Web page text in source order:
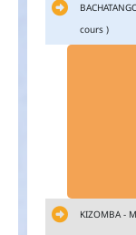
cours )
KIZOMBA -